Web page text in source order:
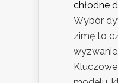
chłodne
Wybór
zimę to